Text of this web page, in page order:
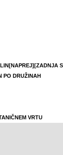
[NAPREJ][ZADNJA
PO DRUŽINAH
VRTU